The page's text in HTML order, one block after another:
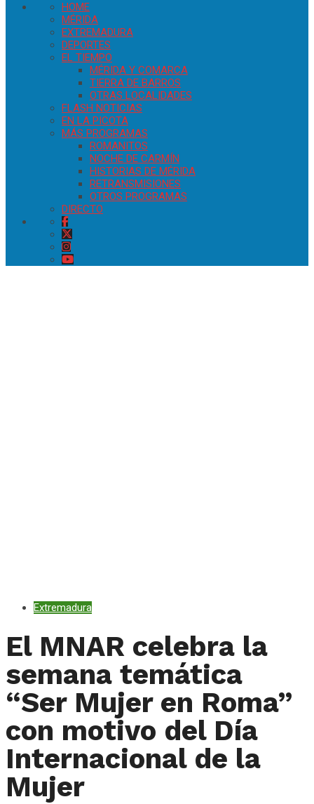
HOME
MÉRIDA
EXTREMADURA
DEPORTES
EL TIEMPO
MÉRIDA Y COMARCA
TIERRA DE BARROS
OTRAS LOCALIDADES
FLASH NOTICIAS
EN LA PICOTA
MÁS PROGRAMAS
ROMANITOS
NOCHE DE CARMÍN
HISTORIAS DE MÉRIDA
RETRANSMISIONES
OTROS PROGRAMAS
DIRECTO
Extremadura
El MNAR celebra la
semana temática
“Ser Mujer en Roma”
con motivo del Día
Internacional de la
Mujer